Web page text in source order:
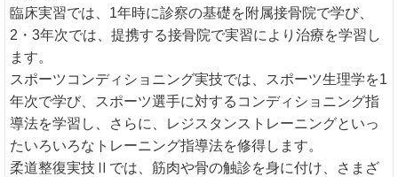
臨床実習では、1年時に診察の基礎を附属接骨院で学び、
2・3年次では、提携する接骨院で実習により治療を学習し
ます。
スポーツコンディショニング実技では、スポーツ生理学を1
年次で学び、スポーツ選手に対するコンディショニング指
導法を学習し、さらに、レジスタンストレーニングといっ
たいろいろなトレーニング指導法を修得します。
柔道整復実技Ⅱでは、筋肉や骨の触診を身に付け、さまざ